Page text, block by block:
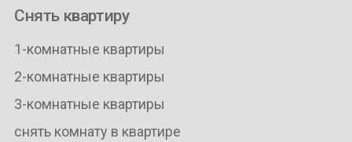
Снять квартиру
1-комнатные квартиры
2-комнатные квартиры
3-комнатные квартиры
снять комнату в квартире